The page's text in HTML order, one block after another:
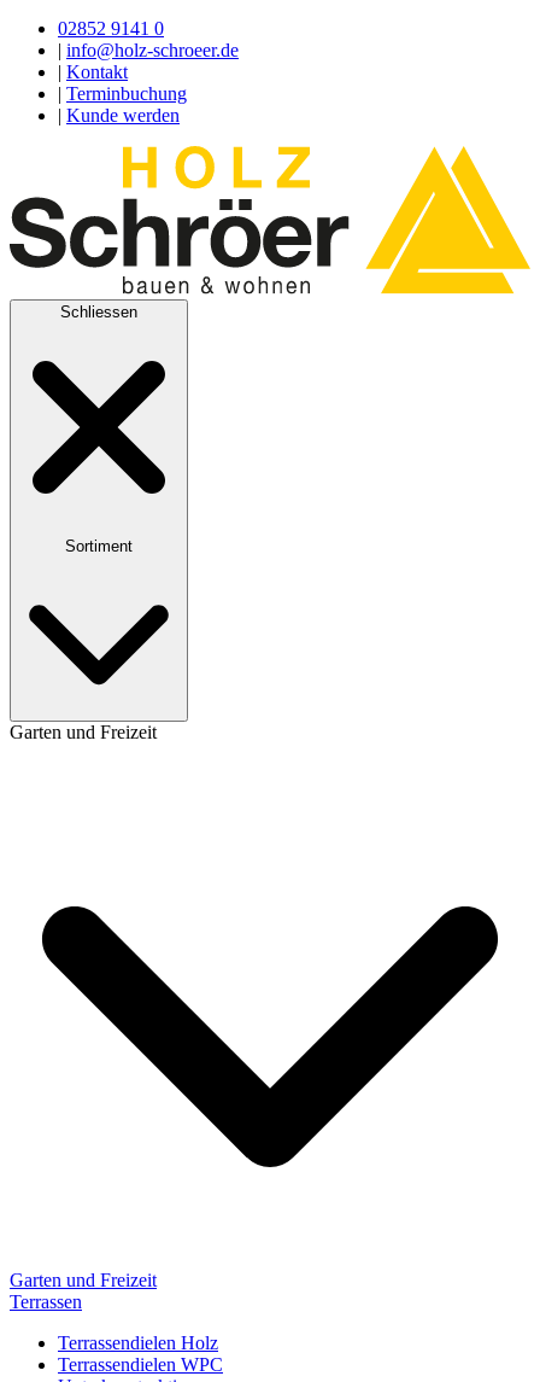
02852 9141 0
info@holz-schroeer.de
Kontakt
Terminbuchung
Kunde werden
Schliessen
Sortiment
Garten und Freizeit
Garten und Freizeit
Terrassen
Terrassendielen Holz
Terrassendielen WPC